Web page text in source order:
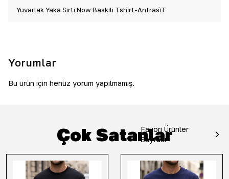
Yuvarlak Yaka Sirti Now Baskili Tshi̇rt-Antrasi̇T
Yorumlar
Bu ürün için henüz yorum yapılmamış.
Çok Satanlar
Favori Ürünler
Sayfası